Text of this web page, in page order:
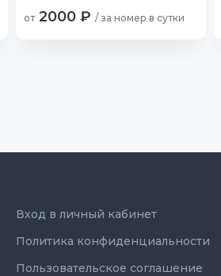
от 2000 ₽ / за номер в сутки
Вход в личный кабинет
Политика конфиденциальности
Пользовательское соглашение